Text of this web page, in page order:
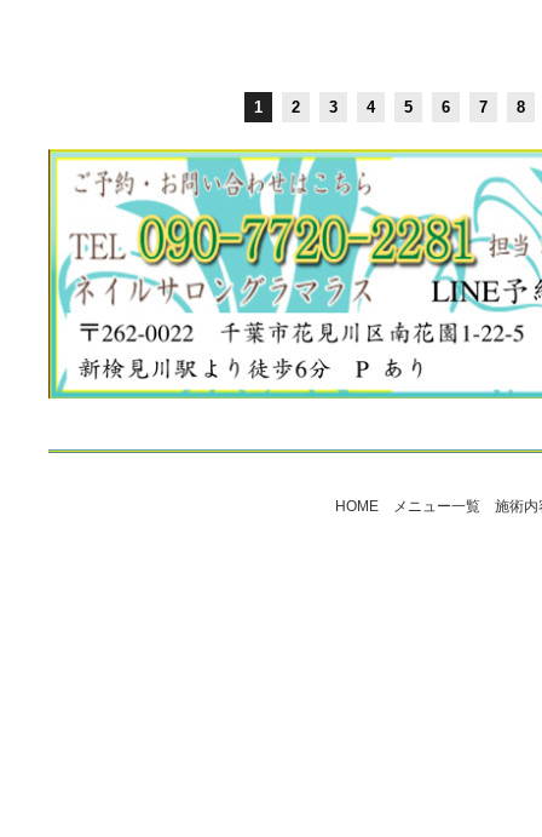
1 2 3 4 5 6 7 8
HOME メニュー一覧
施術内